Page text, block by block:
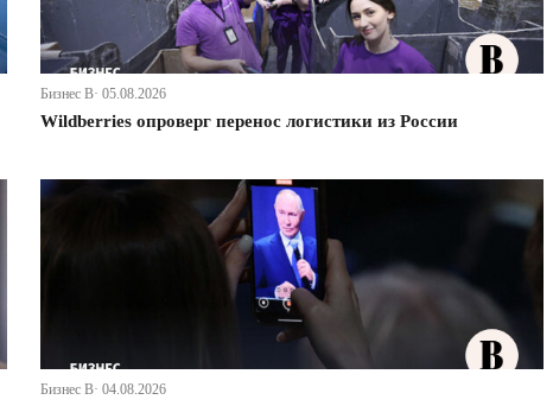
Бизнес В· 05.08.2026
Wildberries опроверг перенос логистики из России
Бизнес В· 04.08.2026